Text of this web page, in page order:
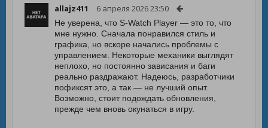
allajz411 6 апреля 2026 23:50
Не уверена, что S-Watch Player — это то, что
мне нужно. Сначала понравился стиль и
графика, но вскоре начались проблемы с
управлением. Некоторые механики выглядят
неплохо, но постоянно зависания и баги
реально раздражают. Надеюсь, разработчики
пофиксят это, а так — не лучший опыт.
Возможно, стоит подождать обновления,
прежде чем вновь окунаться в игру.